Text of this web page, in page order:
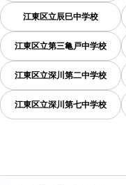
江東区立辰巳中学校
江東区立第三亀戸中学校
江東区立深川第二中学校
江東区立深川第七中学校